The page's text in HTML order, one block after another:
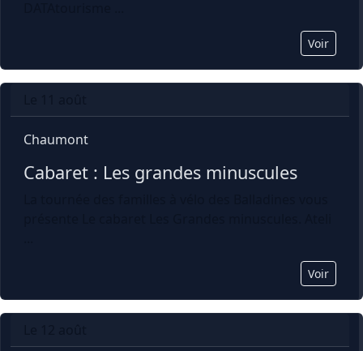
Voir
Chaumont
Cabaret : Les grandes minuscules
Voir